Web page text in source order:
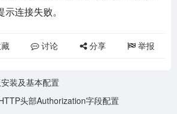
连接失败。
讨论 分享 举报
装及基本配置
头部Authorization字段配置